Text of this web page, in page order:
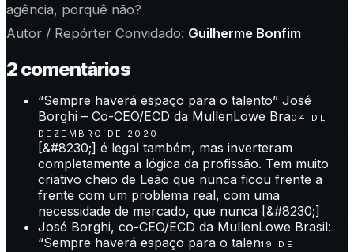
agência, porquê não?
Autor / Repórter Convidado: Guilherme Bonfim
2comentários
“Sempre haverá espaço para o talento” José
Borghi – Co-CEO/ECD da MullenLowe Bra04 DE
DEZEMBRO DE 2020
[&#8230;] é legal também, mas inverteram
completamente a lógica da profissão. Tem muito
criativo cheio de Leão que nunca ficou frente a
frente com um problema real, com uma
necessidade de mercado, que nunca [&#8230;]
José Borghi, co-CEO/ECD da MullenLowe Brasil:
“Sempre haverá espaço para o talen19 DE